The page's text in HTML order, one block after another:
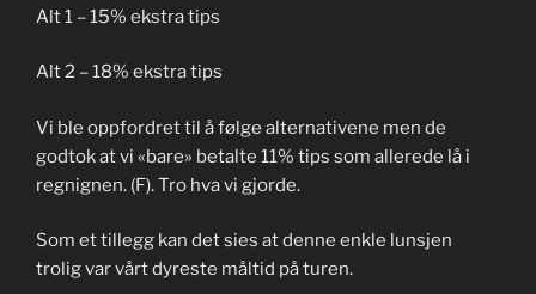
Alt 1 – 15% ekstra tips
Alt 2 – 18% ekstra tips
Vi ble oppfordret til å følge alternativene men de
godtok at vi «bare» betalte 11% tips som allerede lå i
regnignen. (F). Tro hva vi gjorde.
Som et tillegg kan det sies at denne enkle lunsjen
trolig var vårt dyreste måltid på turen.